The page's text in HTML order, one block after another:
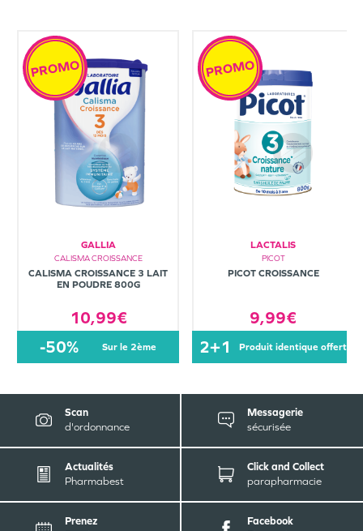
GALLIA
CALISMA CROISSANCE
CALISMA CROISSANCE 3 LAIT
EN POUDRE 800G
10,99€
PROMO
-50% sur le 2ème
LACTALIS
PICOT
PICOT CROISSANCE
9,99€
PROMO
2+1 produit identique offert
Scan
d'ordonnance
Messagerie
sécurisée
Actualités
Pharmabest
Click and Collect
parapharmacie
Prenez
Facebook